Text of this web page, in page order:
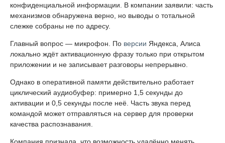
конфиденциальной информации. В компании заявили: часть
механизмов обнаружена верно, но выводы о тотальной
слежке собраны не по адресу.
Главный вопрос — микрофон. По версии Яндекса, Алиса
локально ждёт активационную фразу только при открытом
приложении и не записывает разговоры непрерывно.
Однако в оперативной памяти действительно работает
циклический аудиобуфер: примерно 1,5 секунды до
активации и 0,5 секунды после неё. Часть звука перед
командой может отправляться на сервер для проверки
качества распознавания.
Компания признала, что возможность удалённо менять